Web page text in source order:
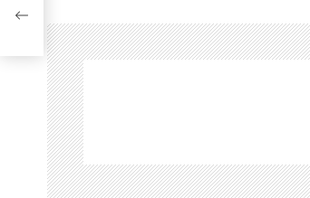
і
г
а
ц
і